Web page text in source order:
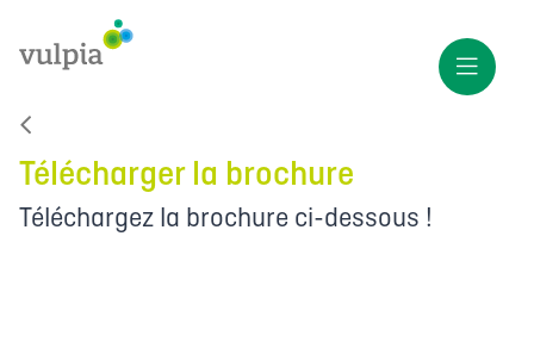
Télécharger la brochure
Téléchargez la brochure ci-dessous !